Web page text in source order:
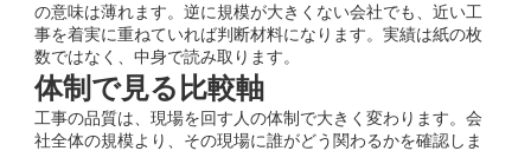
の意味は薄れます。逆に規模が大きくない会社でも、近い工
事を着実に重ねていれば判断材料になります。実績は紙の枚
数ではなく、中身で読み取ります。
体制で見る比較軸
工事の品質は、現場を回す人の体制で大きく変わります。会
社全体の規模より、その現場に誰がどう関わるかを確認しま